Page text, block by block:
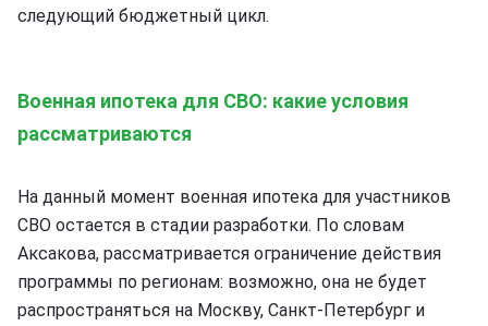
следующий бюджетный цикл.
Военная ипотека для СВО: какие условия
рассматриваются
На данный момент военная ипотека для участников
СВО остается в стадии разработки. По словам
Аксакова, рассматривается ограничение действия
программы по регионам: возможно, она не будет
распространяться на Москву, Санкт-Петербург и